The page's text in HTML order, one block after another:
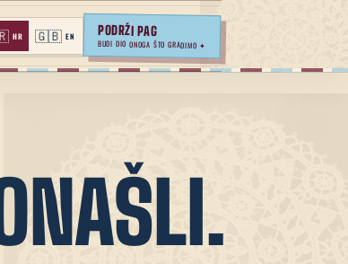
HR 🇬🇧 EN PODRŽI PAG
BUDI DIO ONOGA ŠTO GRADIMO ✦